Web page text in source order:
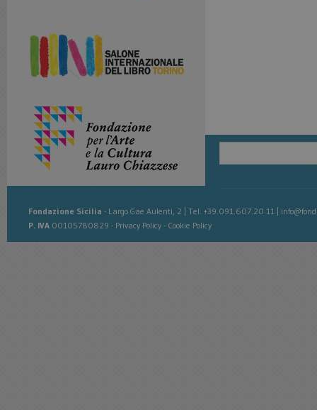
Fondazione Sicilia - Largo Gae Aulenti, 2 Tel. +39.091.607.20.11
P. IVA 00105780829 - Privacy Policy - Cookie Policy